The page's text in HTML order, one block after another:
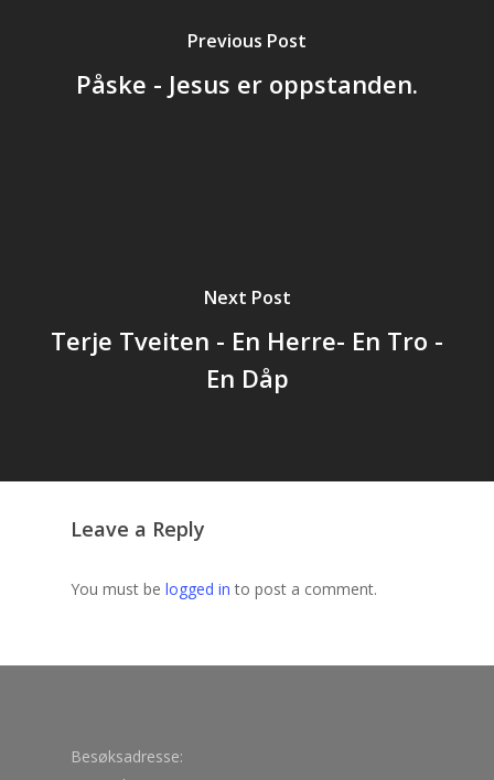
Previous Post
Påske - Jesus er oppstanden.
Next Post
Terje Tveiten - En Herre- En Tro -
En Dåp
Leave a Reply
You must be logged in to post a comment.
Besøksadresse: